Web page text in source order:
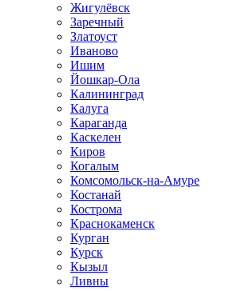
Жигулёвск
Заречный
Златоуст
Иваново
Ишим
Йошкар-Ола
Калининград
Калуга
Караганда
Каскелен
Киров
Когалым
Комсомольск-на-Амуре
Костанай
Кострома
Краснокаменск
Курган
Курск
Кызыл
Ливны